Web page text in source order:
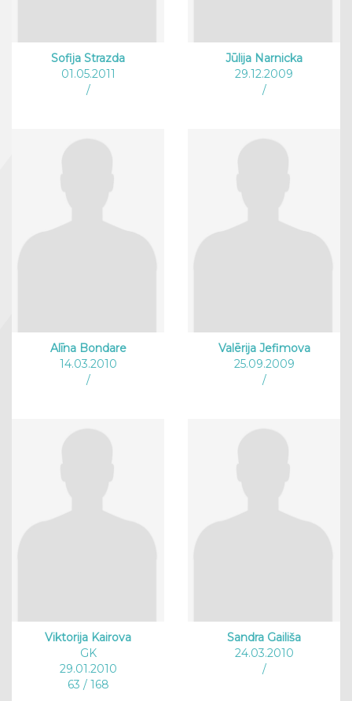
Sofija Strazda
01.05.2011
/
Jūlija Narnicka
29.12.2009
/
Alīna Bondare
14.03.2010
/
Valērija Jefimova
25.09.2009
/
Viktorija Kairova
GK
29.01.2010
63 / 168
Sandra Gailiša
24.03.2010
/